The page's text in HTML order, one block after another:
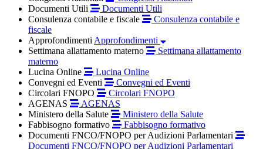
Documenti Utili
Documenti Utili
Consulenza contabile e fiscale
Consulenza contabile e
fiscale
Approfondimenti Approfondimenti
Settimana allattamento materno
Settimana allattamento
materno
Lucina Online
Lucina Online
Convegni ed Eventi
Convegni ed Eventi
Circolari FNOPO
Circolari FNOPO
AGENAS
AGENAS
Ministero della Salute
Ministero della Salute
Fabbisogno formativo
Fabbisogno formativo
Documenti FNCO/FNOPO per Audizioni Parlamentari
Documenti FNCO/FNOPO per Audizioni Parlamentari